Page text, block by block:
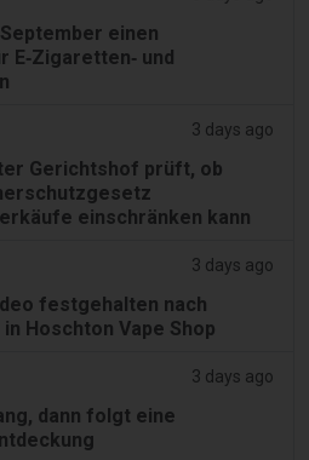
einen
und
3 days ago
Gerichtshof prüft, ob
einschränken kann
3 days ago
festgehalten nach
Hoschton Vape Shop
3 days ago
dann folgt eine